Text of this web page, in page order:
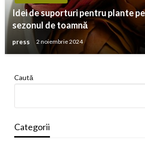
Idei de suporturi pentru plante
sezonul de toamnă
press 2 noiembrie 2024
Caută
Categorii